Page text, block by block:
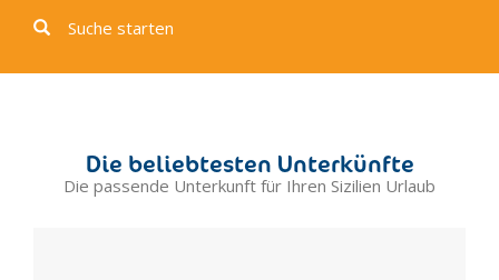
Licata
Lucca Sicula
Montevago
Suche starten
Die beliebtesten Unterkünfte
Die passende Unterkunft für Ihren Sizilien Urlaub